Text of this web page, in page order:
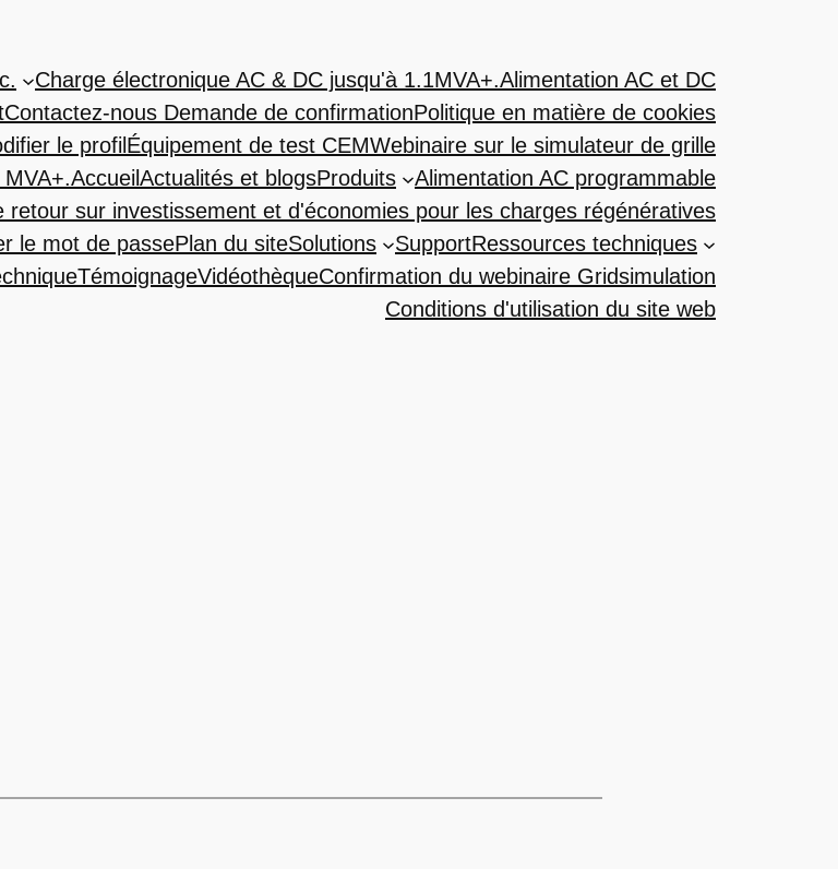
Charge électronique AC & DC jusqu'à 1.1MVA+.Alimentation AC et DC
Contactez-nous Demande de confirmationPolitique en matière de cookies
le profil Équipement de test CEMWebinaire sur le simulateur de grille
Accueil Actualités et blogsProduits
Alimentation AC programmable
retour sur investissement et d'économies pour les charges régénératives
le mot de passePlan du siteSolutions SupportRessources techniques
TémoignageVidéothèqueConfirmation du webinaire Gridsimulation
Conditions d'utilisation du site web